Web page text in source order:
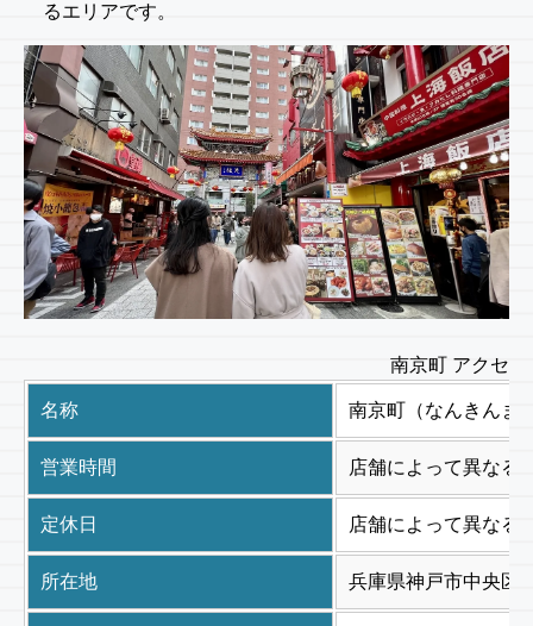
るエリアです。
南京町 アクセス
名称 南京町（なんきんま
営業時間 店舗によって異なる
定休日 店舗によって異なる
所在地 兵庫県神戸市中央区